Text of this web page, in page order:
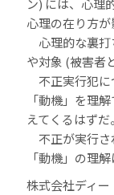
ン) には、心理
心理の在り方が
心理的な裏
や対象 (被害者
不正実行犯
「動機」を理
えてくるはずだ。
不正が実行さ
「動機」の理
株式会社ディ